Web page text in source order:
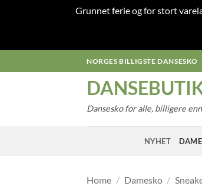
Grunnet ferie og for stort
to
NORGES BILLIGSTE DANSESKO
Dansesko for alle, billigere
NYHET
Home / Damesko /